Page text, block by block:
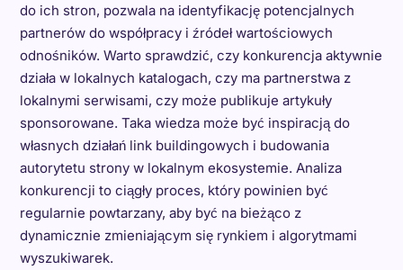
do ich stron, pozwala na identyfikację potencjalnych
partnerów do współpracy i źródeł wartościowych
odnośników. Warto sprawdzić, czy konkurencja aktywnie
działa w lokalnych katalogach, czy ma partnerstwa z
lokalnymi serwisami, czy może publikuje artykuły
sponsorowane. Taka wiedza może być inspiracją do
własnych działań link buildingowych i budowania
autorytetu strony w lokalnym ekosystemie. Analiza
konkurencji to ciągły proces, który powinien być
regularnie powtarzany, aby być na bieżąco z
dynamicznie zmieniającym się rynkiem i algorytmami
wyszukiwarek.